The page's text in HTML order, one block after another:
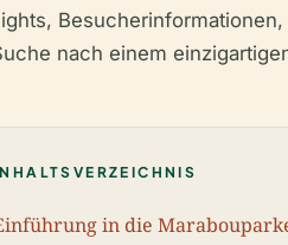
nach einem
in die